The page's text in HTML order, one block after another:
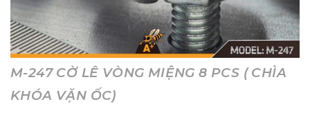
M-247 CỜ LÊ VÒNG MIỆNG 8 PCS ( CHÌA
KHÓA VẶN ỐC)